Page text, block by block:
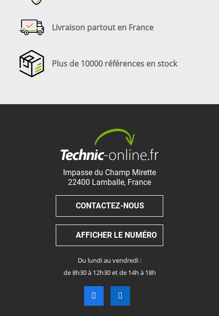
Livraison partout en France
Plus de 10000 références en stock
Impasse du Champ Mirette
22400 Lamballe, France
CONTACTEZ-NOUS
AFFICHER LE NUMÉRO
Du lundi au vendredi :
de 8h30 à 12h30 et de 14h à 18h